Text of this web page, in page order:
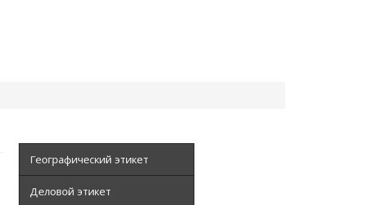
Географический этикет
Деловой этикет